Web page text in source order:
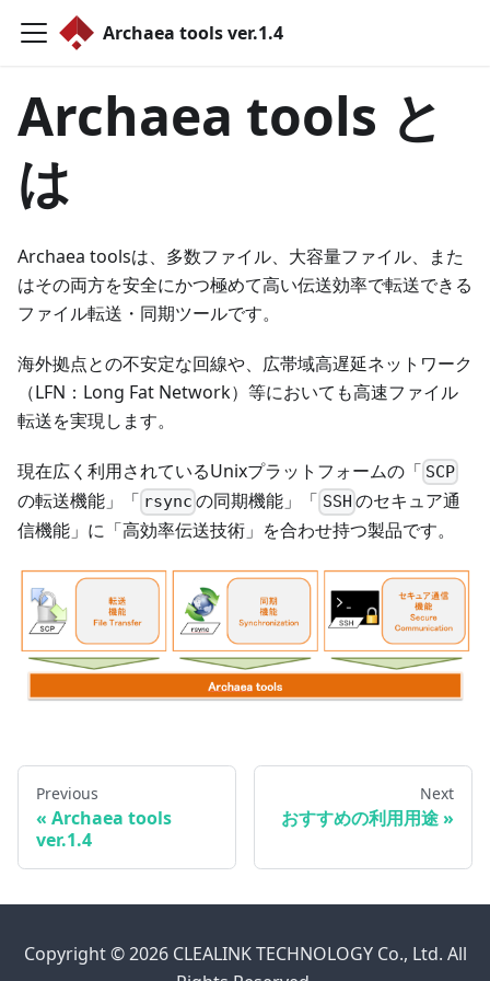
Archaea tools ver.1.4
Archaea tools と
は
Archaea toolsは、多数ファイル、大容量ファイル、また
はその両方を安全にかつ極めて高い伝送効率で転送できる
ファイル転送・同期ツールです。
海外拠点との不安定な回線や、広帯域高遅延ネットワーク
（LFN：Long Fat Network）等においても高速ファイル
転送を実現します。
現在広く利用されているUnixプラットフォームの「 SCP
の転送機能」「 rsync の同期機能」「 SSH のセキュア通
信機能」に「高効率伝送技術」を合わせ持つ製品です。
Previous
« Archaea tools
ver.1.4
Next
おすすめの利用用途»
Copyright © 2026 CLEALINK TECHNOLOGY Co., Ltd. All